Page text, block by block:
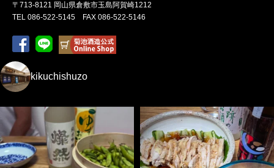
〒713-8121 岡山県倉敷市玉島阿賀崎1212
TEL 086-522-5145 FAX 086-522-5146
kikuchishuzo